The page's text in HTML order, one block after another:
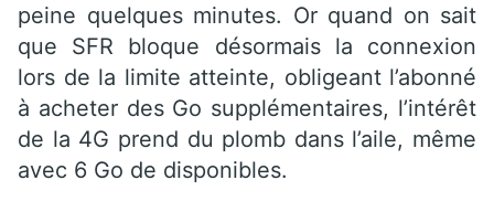
peine quelques minutes. Or quand on sait
que SFR bloque désormais la connexion
lors de la limite atteinte, obligeant l’abonné
à acheter des Go supplémentaires, l’intérêt
de la 4G prend du plomb dans l’aile, même
avec 6 Go de disponibles.